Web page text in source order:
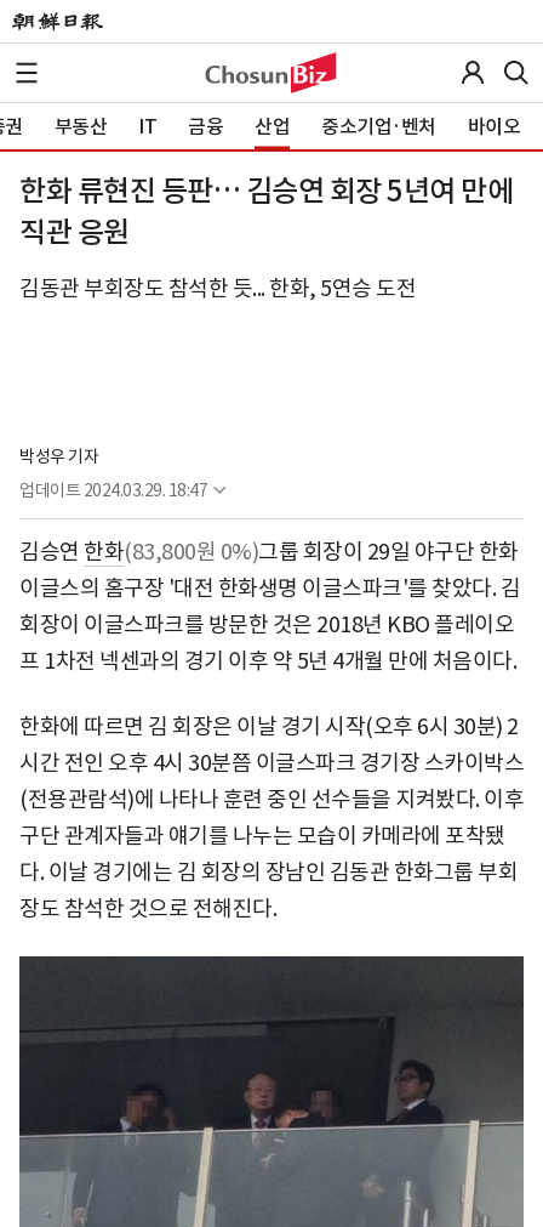
부동산 IT 금융 산업 중소기업·벤처 바이오
한화 류현진 등판… 김승연 회장 5년여 만에
직관 응원
김동관 부회장도 참석한 듯... 한화, 5연승 도전
박성우 기자
업데이트 2024.03.29. 18:47
김승연 한화(83,800원 0%)그룹 회장이 29일 야구단 한화
이글스의 홈구장 '대전 한화생명 이글스파크'를 찾았다. 김
회장이 이글스파크를 방문한 것은 2018년 KBO 플레이오
프 1차전 넥센과의 경기 이후 약 5년 4개월 만에 처음이다.
한화에 따르면 김 회장은 이날 경기 시작(오후 6시 30분) 2
시간 전인 오후 4시 30분쯤 이글스파크 경기장 스카이박스
(전용관람석)에 나타나 훈련 중인 선수들을 지켜봤다. 이후
구단 관계자들과 얘기를 나누는 모습이 카메라에 포착됐
다. 이날 경기에는 김 회장의 장남인 김동관 한화그룹 부회
장도 참석한 것으로 전해진다.